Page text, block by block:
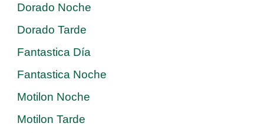
Dorado Noche
Dorado Tarde
Fantastica Día
Fantastica Noche
Motilon Noche
Motilon Tarde